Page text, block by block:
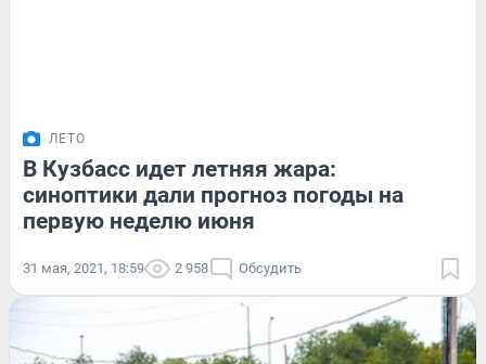
ЛЕТО
В Кузбасс идет летняя жара:
синоптики дали прогноз погоды на
первую неделю июня
31 мая, 2021, 18:59 2 958 Обсудить